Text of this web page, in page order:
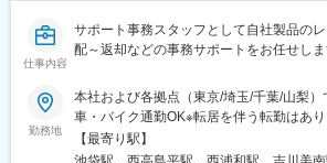
■当社について：
当社は、1947年創業、特殊鋼のリーディ
おります。大手メーカーと多数取引、“も
度のある企業です。
変更の範囲：会社の定める業務
仕事内容
サポート事務スタッフとして自社製品の
配～返却などの事務サポートをお任せし
勤務地
本社および各拠点（東京/埼玉/千葉/山梨
車・バイク通勤OK※転居を伴う転勤はあり
社/東京都豊島区南池袋2-28-14 大和証券
光総合仮設センター/埼玉県和光市下新倉
【最寄り駅】